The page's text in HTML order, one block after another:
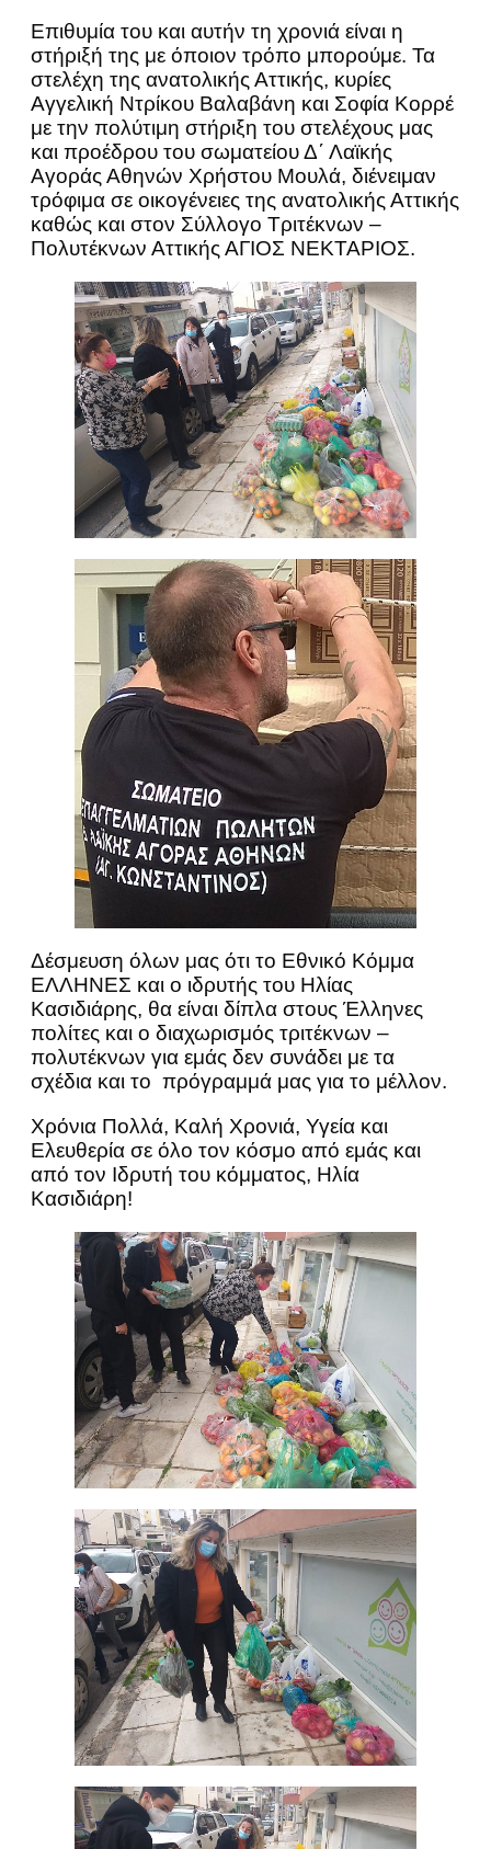
Επιθυμία του και αυτήν τη χρονιά είναι η
στήριξή της με όποιον τρόπο μπορούμε. Τα
στελέχη της ανατολικής Αττικής, κυρίες
Αγγελική Ντρίκου Βαλαβάνη και Σοφία Κορρέ
με την πολύτιμη στήριξη του στελέχους μας
και προέδρου του σωματείου Δ΄ Λαϊκής
Αγοράς Αθηνών Χρήστου Μουλά, διένειμαν
τρόφιμα σε οικογένειες της ανατολικής Αττικής
καθώς και στον Σύλλογο Τριτέκνων –
Πολυτέκνων Αττικής ΑΓΙΟΣ ΝΕΚΤΑΡΙΟΣ.
Δέσμευση όλων μας ότι το Εθνικό Κόμμα
ΕΛΛΗΝΕΣ και ο ιδρυτής του Ηλίας
Κασιδιάρης, θα είναι δίπλα στους Έλληνες
πολίτες και ο διαχωρισμός τριτέκνων –
πολυτέκνων για εμάς δεν συνάδει με τα
σχέδια και το πρόγραμμά μας για το μέλλον.
Χρόνια Πολλά, Καλή Χρονιά, Υγεία και
Ελευθερία σε όλο τον κόσμο από εμάς και
από τον Ιδρυτή του κόμματος, Ηλία
Κασιδιάρη!